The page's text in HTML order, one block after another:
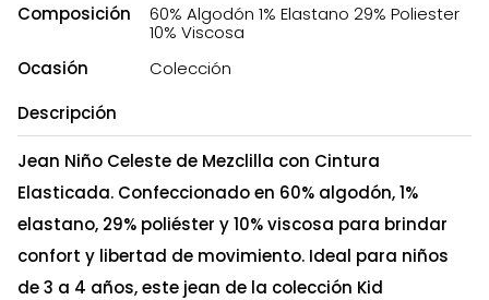
Composición
60% Algodón 1% Elastano 29% Poliester
10% Viscosa
Ocasión
Colección
Descripción
Jean Niño Celeste de Mezclilla con Cintura
Elasticada. Confeccionado en 60% algodón, 1%
elastano, 29% poliéster y 10% viscosa para brindar
confort y libertad de movimiento. Ideal para niños
de 3 a 4 años, este jean de la colección Kid